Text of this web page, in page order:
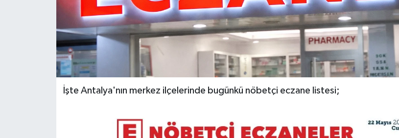
İşte Antalya'nın merkez ilçelerinde bugünkü nöbetçi eczane listesi;
RÖPORTAJ
VİDEO HABERLER
YAZARLAR
RESMİ İLAN